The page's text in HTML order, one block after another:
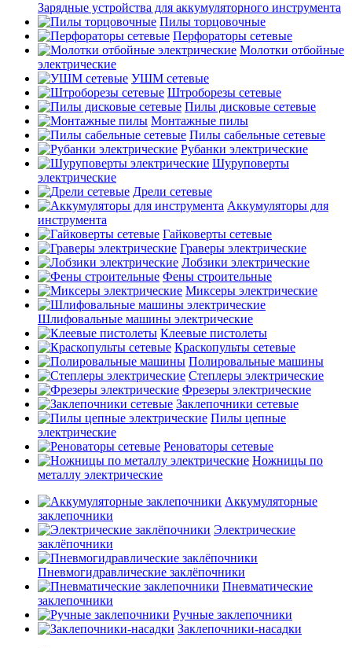
Зарядные устройства для аккумуляторного инструмента
Пилы торцовочные
Перфораторы сетевые
Молотки отбойные
электрические
УШМ сетевые
Штроборезы сетевые
Пилы дисковые сетевые
Монтажные пилы
Пилы сабельные сетевые
Рубанки электрические
Шуруповерты
электрические
Дрели сетевые
Аккумуляторы для
инструмента
Гайковерты сетевые
Граверы электрические
Лобзики электрические
Фены строительные
Миксеры электрические
Шлифовальные машины электрические
Клеевые пистолеты
Краскопульты сетевые
Полировальные машины
Степлеры электрические
Фрезеры электрические
Заклепочники сетевые
Пилы цепные
электрические
Реноваторы сетевые
Ножницы по
металлу электрические
Аккумуляторные
заклепочники
Электрические
заклёпочники
Пневмогидравлические заклёпочники
Пневматические
заклепочники
Ручные заклепочники
Заклепочники-насадки